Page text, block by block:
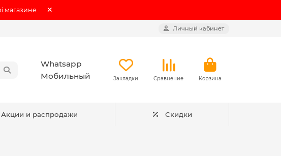
магазине
Личный кабинет
Whatsapp
Мобильный
Закладки Сравнение Корзина
Акции и распродажи Скидки